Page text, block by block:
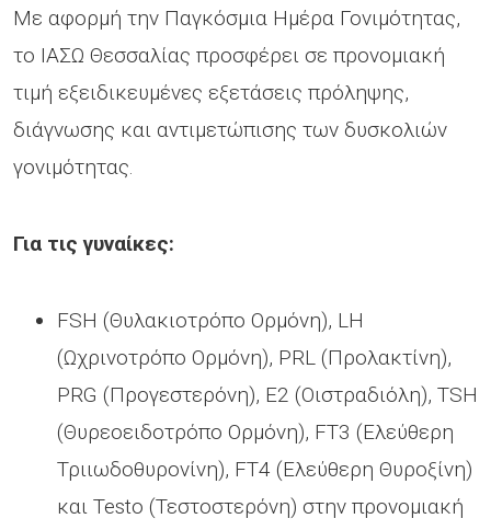
Με αφορμή την Παγκόσμια Ημέρα Γονιμότητας,
το ΙΑΣΩ Θεσσαλίας προσφέρει σε προνομιακή
τιμή εξειδικευμένες εξετάσεις πρόληψης,
διάγνωσης και αντιμετώπισης των δυσκολιών
γονιμότητας.
Για τις γυναίκες:
FSH (Θυλακιοτρόπο Ορμόνη), LH
(Ωχρινοτρόπο Ορμόνη), PRL (Προλακτίνη),
PRG (Προγεστερόνη), Ε2 (Οιστραδιόλη), TSH
(Θυρεοειδοτρόπο Ορμόνη), FT3 (Ελεύθερη
Τριιωδοθυρονίνη), FT4 (Ελεύθερη Θυροξίνη)
και Testo (Τεστοστερόνη) στην προνομιακή